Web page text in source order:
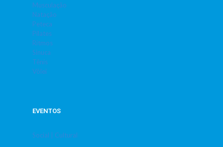
Musculação
Natação
Peteca
Pilates
Ritmos
Sinuca
Tênis
Vôlei
EVENTOS
Social | Cultural